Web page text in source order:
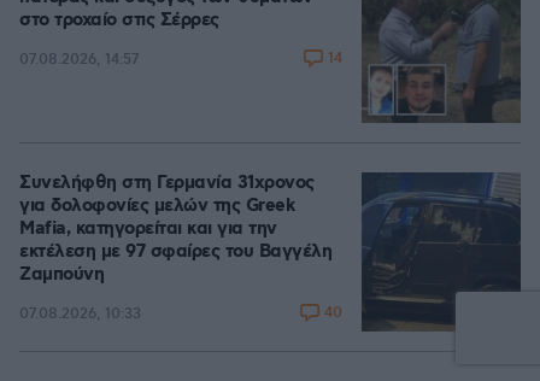
στο τροχαίο στις Σέρρες
07.08.2026, 14:57 14
Συνελήφθη στη Γερμανία 31χρονος
για δολοφονίες μελών της Greek
Mafia, κατηγορείται και για την
εκτέλεση με 97 σφαίρες του Βαγγέλη
Ζαμπούνη
07.08.2026, 10:33 40